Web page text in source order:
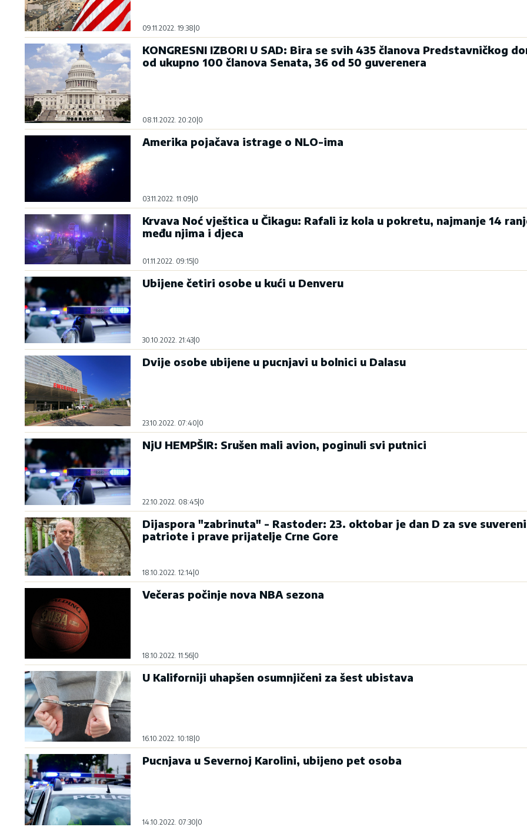
09.11.2022. 19:38 0
KONGRESNI IZBORI U SAD: Bira se svih 435 članova Predstavničkog
od ukupno 100 članova Senata, 36 od 50 guverenera
08.11.2022. 20:20 0
Amerika pojačava istrage o NLO-ima
03.11.2022. 11:09 0
Krvava Noć vještica u Čikagu: Rafali iz kola u pokretu, najmanje 14
među njima i djeca
01.11.2022. 09:15 0
Ubijene četiri osobe u kući u Denveru
30.10.2022. 21:43 0
Dvije osobe ubijene u pucnjavi u bolnici u Dalasu
23.10.2022. 07:40 0
NjU HEMPŠIR: Srušen mali avion, poginuli svi putnici
22.10.2022. 08:45|0
Dijaspora "zabrinuta" - Rastoder: 23. oktobar je dan D za sve
patriote i prave prijatelje Crne Gore
18.10.2022. 12:14 0
Večeras počinje nova NBA sezona
18.10.2022. 11:56 0
U Kaliforniji uhapšen osumnjičeni za šest ubistava
16.10.2022. 10:18 0
Pucnjava u Severnoj Karolini, ubijeno pet osoba
14.10.2022. 07:30|0